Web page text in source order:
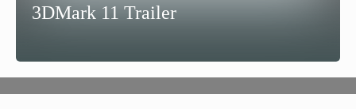
3DMark 11 Trailer